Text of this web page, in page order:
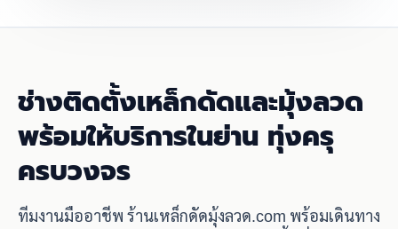
ช่างติดตั้งเหล็กดัดและมุ้งลวด
พร้อมให้บริการในย่าน ทุ่งครุ
ครบวงจร
ทีมงานมืออาชีพ ร้านเหล็กดัดมุ้งลวด.com พร้อมเดินทาง